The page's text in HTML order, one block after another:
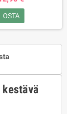
OSTA
kestävä